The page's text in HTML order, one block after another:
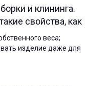
и клининга.
свойства, как
веса;
изделие даже для